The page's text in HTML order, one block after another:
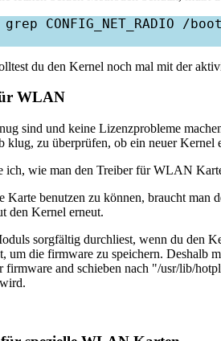
grep CONFIG_NET_RADIO
du den Kernel noch mal mit der
WLAN
sind und keine Lizenzprobleme
klug, zu überprüfen, ob ein neuer
ich, wie man den Treiber für WLAN
Karte benutzen zu können, braucht
den Kernel erneut.
sorgfältig durchliest, wenn du den
um die firmware zu speichern. Deshalb
firmware and schieben nach "/usr/lib/